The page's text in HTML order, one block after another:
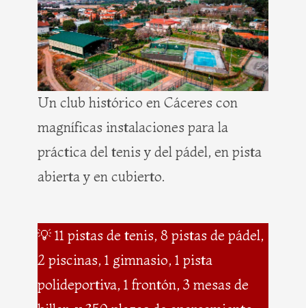
Un club histórico en Cáceres con
magníficas instalaciones para la
práctica del tenis y del pádel, en pista
abierta y en cubierto.
💡 11 pistas de tenis, 8 pistas de pádel,
2 piscinas, 1 gimnasio, 1 pista
polideportiva, 1 frontón, 3 mesas de